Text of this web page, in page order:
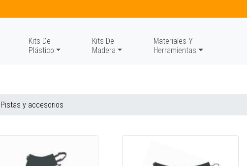
Kits De
Plástico
Kits De
Madera
Materiales Y
Herramientas
y accesorios